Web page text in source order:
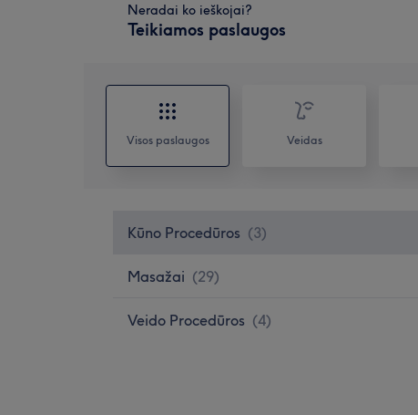
Neradai ko ieškojai?
Teikiamos paslaugos
Visos paslaugos Veidas
Kūno Procedūros (3)
Masažai (29)
Veido Procedūros (4)